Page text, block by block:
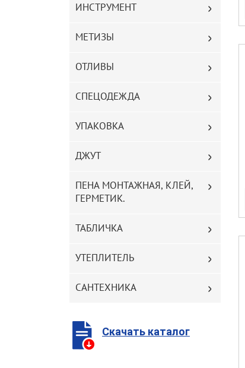
ИНСТРУМЕНТ
МЕТИЗЫ
ОТЛИВЫ
СПЕЦОДЕЖДА
УПАКОВКА
ДЖУТ
ПЕНА МОНТАЖНАЯ, КЛЕЙ,
ГЕРМЕТИК.
ТАБЛИЧКА
УТЕПЛИТЕЛЬ
САНТЕХНИКА
Скачать каталог